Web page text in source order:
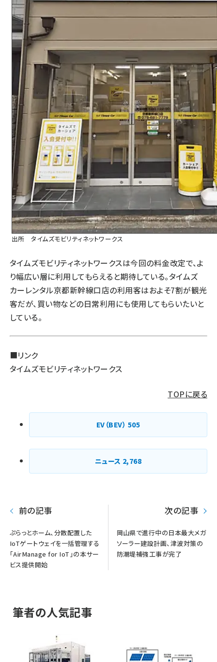
出所 タイムズモビリティネットワークス
タイムズモビリティネットワークスは今回の料金改定で、よ
り幅広い層に利用してもらえると期待している。タイムズ
カーレンタル京都新幹線口店の利用客はおよそ7割が観光
客だが、買い物などの日常利用にも使用してもらいたいと
している。
■リンク
タイムズモビリティネットワークス
TOPに戻る
EV（BEV） 505
ニュース 2,768
前の記事
ぷらっとホーム、分散配置した
IoTゲートウェイを一括管理する
「AirManage for IoT」の本サー
ビス提供開始
次の記事
岡山県で進行中の日本最大メガ
ソーラー建設計画、津波対策の
防潮堤補強工事が完了
筆者の人気記事